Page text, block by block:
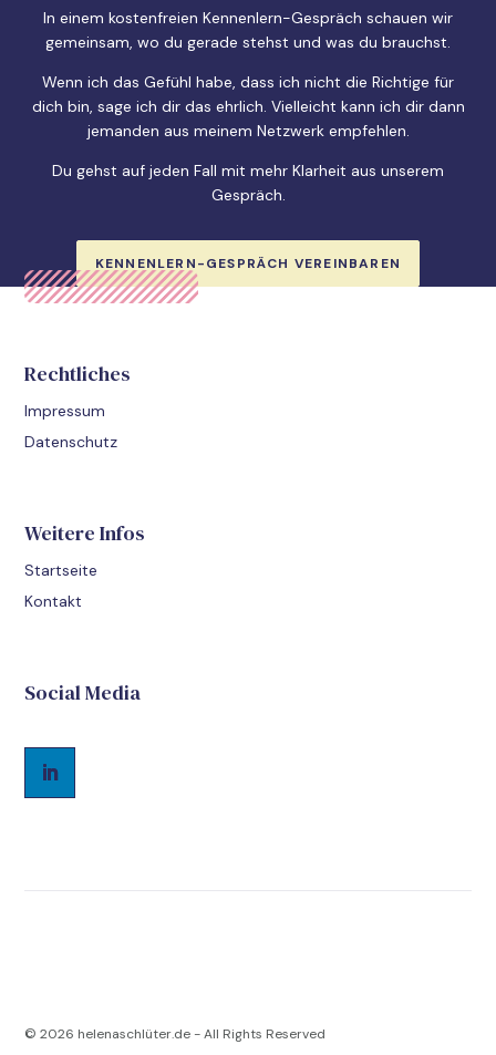
In einem kostenfreien Kennenlern-Gespräch schauen wir
gemeinsam, wo du gerade stehst und was du brauchst.
Wenn ich das Gefühl habe, dass ich nicht die Richtige für
dich bin, sage ich dir das ehrlich. Vielleicht kann ich dir dann
jemanden aus meinem Netzwerk empfehlen.
Du gehst auf jeden Fall mit mehr Klarheit aus unserem
Gespräch.
KENNENLERN-GESPRÄCH VEREINBAREN
Rechtliches
Impressum
Datenschutz
Weitere Infos
Startseite
Kontakt
Social Media
© 2026 helenaschlüter.de - All Rights Reserved